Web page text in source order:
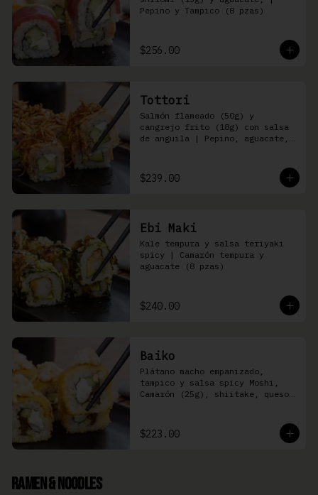
Pepino y Tampico (8 pzas)
$256.00
Tottori
Salmón flameado (50g) y
cangrejo frito (18g) con salsa
de anguila | Pepino, aguacate,
$239.00
Ebi Maki
Kale tempura y salsa teriyaki
spicy | Camarón tempura y
aguacate (8 pzas)
$240.00
Baiko
Plátano macho empanizado,
tampico y salsa spicy Moshi,
Camarón (25g), shiitake, queso
$223.00
Ramen & Noodles